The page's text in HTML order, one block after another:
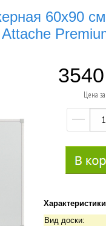
60x90
Цена
—
Вид доски: